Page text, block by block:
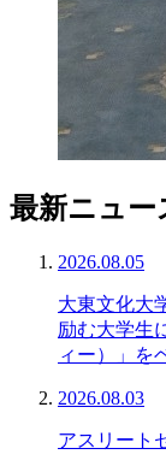
最新ニュー
2026.08.05
大東文化大
励む大学生
ィー）」を
2026.08.03
アスリート